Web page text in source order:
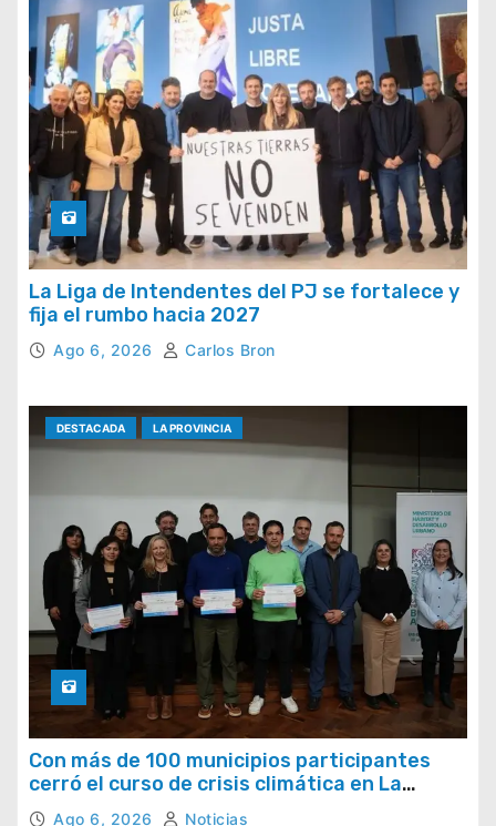
La Liga de Intendentes del PJ se fortalece y
fija el rumbo hacia 2027
Ago 6, 2026 Carlos Bron
DESTACADA LA PROVINCIA
Con más de 100 municipios participantes
cerró el curso de crisis climática en La
Provincia
Ago 6, 2026 Noticias